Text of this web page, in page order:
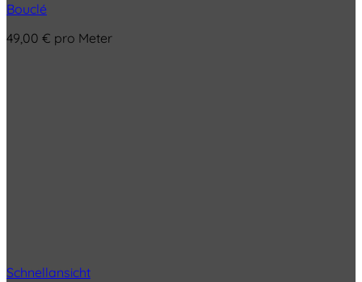
Bouclé
49,00 € pro Meter
Schnellansicht